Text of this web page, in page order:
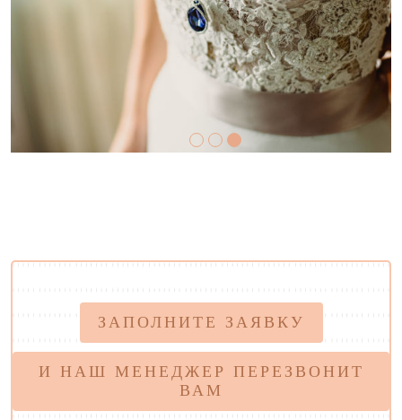
ЗАПОЛНИТЕ ЗАЯВКУ
И НАШ МЕНЕДЖЕР ПЕРЕЗВОНИТ
ВАМ